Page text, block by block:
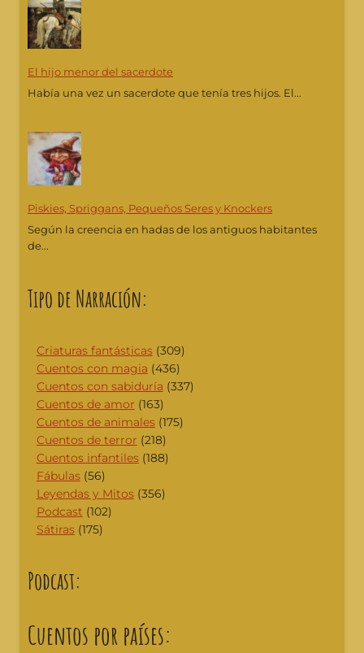
El hijo menor del sacerdote
Había una vez un sacerdote que tenía tres hijos. El...
Piskies, Spriggans, Pequeños Seres y Knockers
Según la creencia en hadas de los antiguos habitantes
de...
Tipo de Narración:
Criaturas fantásticas(309)
Cuentos con magia (436)
Cuentos con sabiduría (337)
Cuentos de amor (163)
Cuentos de animales(175)
Cuentos de terror (218)
Cuentos infantiles(188)
Fábulas(56)
Leyendas y Mitos(356)
Podcast (102)
Sátiras(175)
Podcast:
Cuentos por países: